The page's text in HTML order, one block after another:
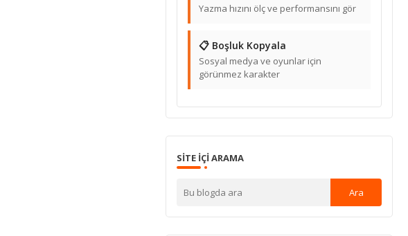
Yazma hızını ölç ve performansını gör
📋 Boşluk Kopyala
Sosyal medya ve oyunlar için
görünmez karakter
SITE IÇI ARAMA